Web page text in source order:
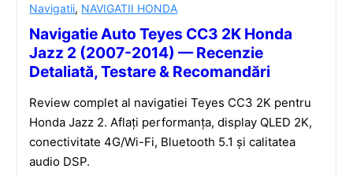
Navigatii, NAVIGATII HONDA
Navigatie Auto Teyes CC3 2K Honda
Jazz 2 (2007-2014) — Recenzie
Detaliată, Testare & Recomandări
Review complet al navigatiei Teyes CC3 2K pentru
Honda Jazz 2. Aflați performanța, display QLED 2K,
conectivitate 4G/Wi-Fi, Bluetooth 5.1 și calitatea
audio DSP.